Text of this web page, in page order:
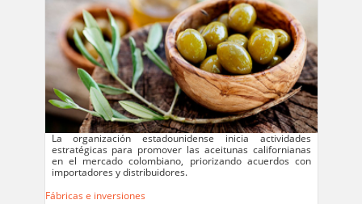
La organización estadounidense inicia actividades
estratégicas para promover las aceitunas californianas
en el mercado colombiano, priorizando acuerdos con
importadores y distribuidores.
Fábricas e inversiones